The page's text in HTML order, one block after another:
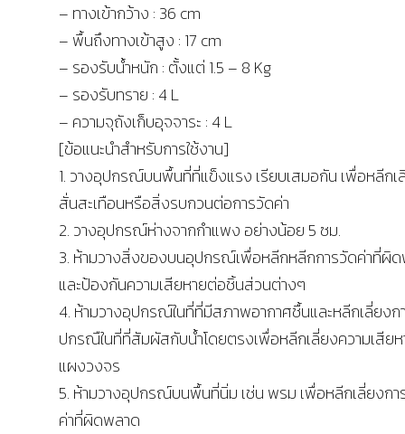
– ทางเข้ากว้าง : 36 cm
– พื้นถึงทางเข้าสูง : 17 cm
– รองรับน้ำหนัก : ตั้งแต่ 1.5 – 8 Kg
– รองรับทราย : 4 L
– ความจุถังเก็บอุจจาระ : 4 L
[ข้อแนะนำสำหรับการใช้งาน]
1. วางอุปกรณ์บนพื้นที่ที่แข็งแรง เรียบเสมอกัน เพื่อหลีกเ
สั่นสะเทือนหรือสิ่งรบกวนต่อการวัดค่า
2. วางอุปกรณ์ห่างจากกำแพง อย่างน้อย 5 ซม.
3. ห้ามวางสิ่งของบนอุปกรณ์เพื่อหลีกหลีกการวัดค่าที่ผิ
และป้องกันความเสียหายต่อชิ้นส่วนต่างๆ
4. ห้ามวางอุปกรณ์ในที่ที่มีสภาพอากาศชื้นและหลีกเลี่ยงก
ปกรณืในที่ที่สัมผัสกับน้ำโดยตรงเพื่อหลีกเลี่ยงความเสีย
แผงวงจร
5. ห้ามวางอุปกรณ์บนพื้นที่นิ่ม เช่น พรม เพื่อหลีกเลี่ยงกา
ค่าที่ผิดพลาด